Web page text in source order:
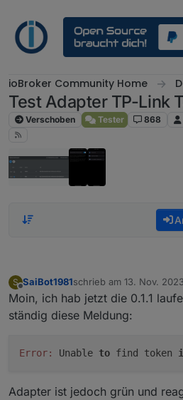
ioBroker Community Home
Test Adapter TP-Link
Verschoben Tester 868
S
Offline
SaiBot1981schrieb am 13. Nov.
zuletzt editiert von
Moin, ich hab jetzt die 0.1.1
ständig diese Meldung:
Error: Unable to find token
Adapter ist jedoch grün und